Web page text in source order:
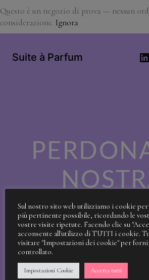
Questo è un negozio di prova — nessun
considerazione. Ignora
Suite à Parfum
Sul nostro sito web utilizziamo i cookie
più pertinente possibile, ricordando le
vostre visite ripetute. Facendo clic su
acconsente all'utilizzo di TUTTI i cookie.
visitare "Impostazioni dei cookie" per
controllato.
Impostazioni Cookie Accetta tutti